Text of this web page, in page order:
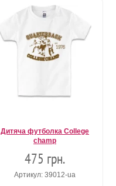
Дитяча футболка College
champ
475 грн.
Артикул: 39012-ua